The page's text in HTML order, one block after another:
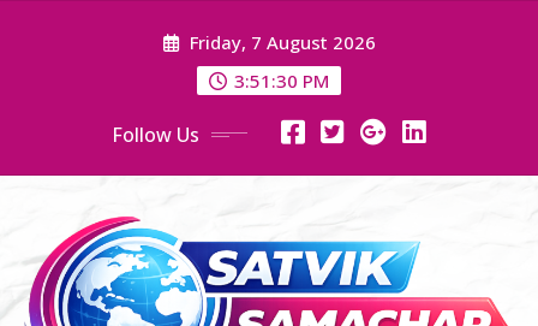
Friday, 7 August 2026
3:51:30 PM
Follow Us